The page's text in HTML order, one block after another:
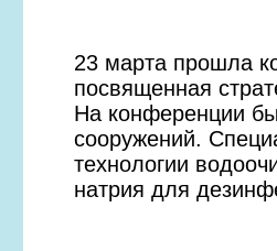
23 марта прошла
посвященная
На конференции
сооружений.
технологии
натрия для